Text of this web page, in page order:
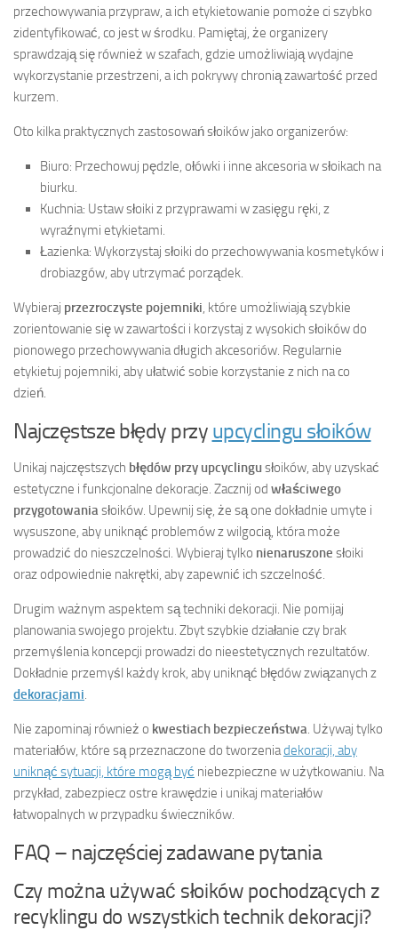
przechowywania przypraw, a ich etykietowanie pomoże ci szybko
zidentyfikować, co jest w środku. Pamiętaj, że organizery
sprawdzają się również w szafach, gdzie umożliwiają wydajne
wykorzystanie przestrzeni, a ich pokrywy chronią zawartość przed
kurzem.
Oto kilka praktycznych zastosowań słoików jako organizerów:
Biuro: Przechowuj pędzle, ołówki i inne akcesoria w słoikach na
biurku.
Kuchnia: Ustaw słoiki z przyprawami w zasięgu ręki, z
wyraźnymi etykietami.
Łazienka: Wykorzystaj słoiki do przechowywania kosmetyków i
drobiazgów, aby utrzymać porządek.
Wybieraj przezroczyste pojemniki, które umożliwiają szybkie
zorientowanie się w zawartości i korzystaj z wysokich słoików do
pionowego przechowywania długich akcesoriów. Regularnie
etykietuj pojemniki, aby ułatwić sobie korzystanie z nich na co
dzień.
Najczęstsze błędy przy upcyclingu słoików
Unikaj najczęstszych błędów przy upcyclingusłoików, aby uzyskać
estetyczne i funkcjonalne dekoracje. Zacznij od właściwego
przygotowaniasłoików. Upewnij się, że są one dokładnie umyte i
wysuszone, aby uniknąć problemów z wilgocią, która może
prowadzić do nieszczelności. Wybieraj tylko nienaruszone słoiki
oraz odpowiednie nakrętki, aby zapewnić ich szczelność.
Drugim ważnym aspektem są techniki dekoracji. Nie pomijaj
planowania swojego projektu. Zbyt szybkie działanie czy brak
przemyślenia koncepcji prowadzi do nieestetycznych rezultatów.
Dokładnie przemyśl każdy krok, aby uniknąć błędów związanych z
dekoracjami.
Nie zapominaj również o kwestiach bezpieczeństwa. Używaj tylko
materiałów, które są przeznaczone do tworzeniadekoracji, aby
uniknąć sytuacji, które mogą być niebezpieczne w użytkowaniu. Na
przykład, zabezpiecz ostre krawędzie i unikaj materiałów
łatwopalnych w przypadku świeczników.
FAQ – najczęściej zadawane pytania
Czy można używać słoików pochodzących z
recyklingu do wszystkich technik dekoracji?